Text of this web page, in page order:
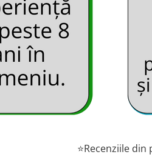
⭐Recenziile